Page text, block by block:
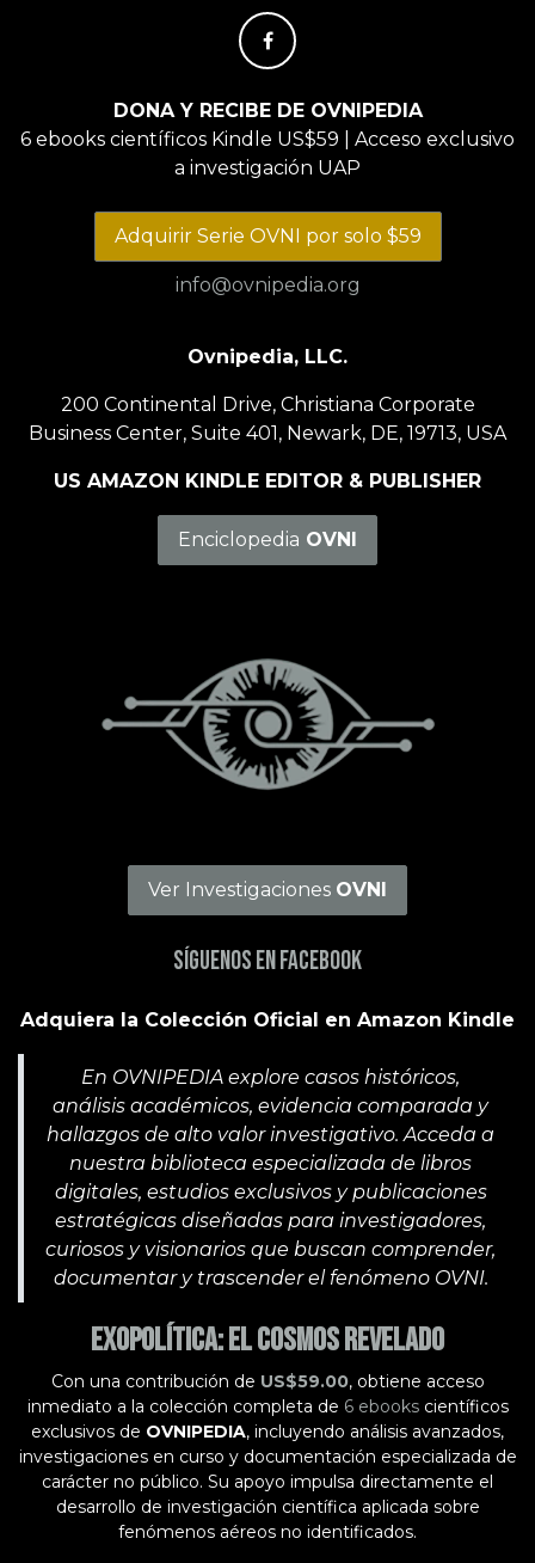
DONA Y RECIBE DE OVNIPEDIA
6 ebooks científicos Kindle US$59 | Acceso exclusivo
a investigación UAP
Adquirir Serie OVNI por solo $59
info@ovnipedia.org
Ovnipedia, LLC.
200 Continental Drive, Christiana Corporate
Business Center, Suite 401, Newark, DE, 19713, USA
US AMAZON KINDLE EDITOR & PUBLISHER
Enciclopedia OVNI
Ver Investigaciones OVNI
Síguenos en Facebook
Adquiera la Colección Oficial en Amazon Kindle
En OVNIPEDIA explore casos históricos,
análisis académicos, evidencia comparada y
hallazgos de alto valor investigativo. Acceda a
nuestra biblioteca especializada de libros
digitales, estudios exclusivos y publicaciones
estratégicas diseñadas para investigadores,
curiosos y visionarios que buscan comprender,
documentar y trascender el fenómeno OVNI.
Exopolítica: El Cosmos Revelado
Con una contribución de US$59.00, obtiene acceso
inmediato a la colección completa de 6 ebookscientíficos
exclusivos de OVNIPEDIA, incluyendo análisis avanzados,
investigaciones en curso y documentación especializada de
carácter no público. Su apoyo impulsa directamente el
desarrollo de investigación científica aplicada sobre
fenómenos aéreos no identificados.